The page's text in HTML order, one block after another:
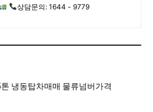
상담문의: 1644 - 9779
냉동탑차매매 물류넘버가격